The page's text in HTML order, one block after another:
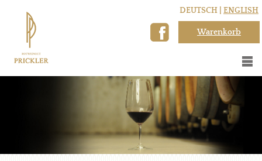
DEUTSCH | ENGLISH
Warenkorb